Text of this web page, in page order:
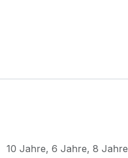
10 Jahre, 6 Jahre, 8 Jahre